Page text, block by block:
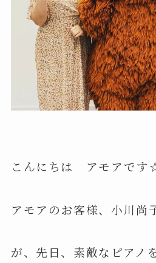
こんにちは アモアです
アモアのお客様、小川尚
が、先日、素敵なピアノ